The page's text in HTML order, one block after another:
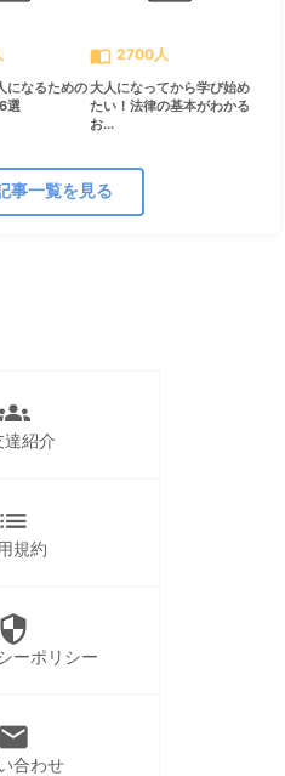
になるための
選
import_contacts 2700人
大人になってから学び始め
たい！法律の基本がわかる
お...
事一覧を見る
達紹介
list
規約
security
ーポリシー
mail
合わせ